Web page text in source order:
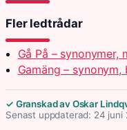
Fler ledtrådar
Gå På –
Gamäng –
✓ Granskad av Oskar
Senast uppdaterad: 24 juni